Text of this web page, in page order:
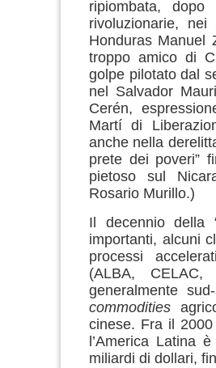
ripiombata,
rivoluzionarie,
Honduras Manuel
troppo amico di
golpe pilotato dal
nel Salvador
Cerén,
Martí di
anche nella
prete dei poveri”
pietoso sul
Rosario Murillo.)
Il decennio della
importanti, alcuni
processi
(ALBA,
generalmente
commodities
cinese. Fra il
l’America Latina
miliardi di dollari,